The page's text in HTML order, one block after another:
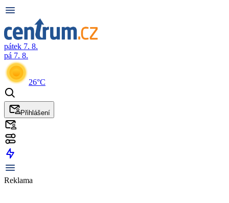
pátek 7. 8.
pá 7. 8.
26°C
Přihlášení
Reklama